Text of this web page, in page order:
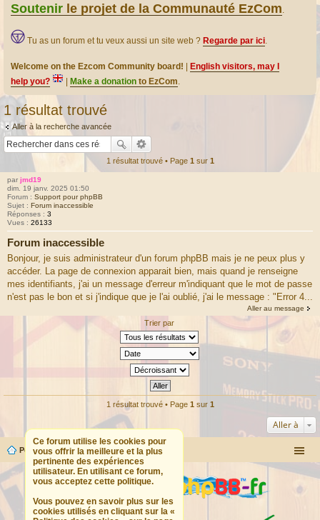
Soutenir le projet de la Communauté EzCom.
Tu as un forum et tu veux aussi un site web ? Regarde par ici.
Welcome on the Ezcom Community board!
English visitors, may I
help you?
Make a donation to EzCom.
1 résultat trouvé
Aller à la recherche avancée
1 résultat trouvé • Page 1 sur 1
par jmd19
dim. 19 janv. 2025 01:50
Forum : Support pour phpBB
Sujet : Forum inaccessible
Réponses : 3
Vues : 26133
Forum inaccessible
Bonjour, je suis administrateur d'un forum phpBB mais je ne peux plus y
accéder. La page de connexion apparait bien, mais quand je renseigne
mes identifiants, j'ai un message d'erreur m'indiquant que le mot de passe
n'est pas le bon et si j'indique que je l'ai oublié, j'ai le message : "Error 4...
Aller au message
Trier par
1 résultat trouvé • Page 1 sur 1
Aller à
Ce forum utilise les cookies pour
vous offrir la meilleure et la plus
pertinente des expériences
utilisateur. En utilisant ce forum,
vous acceptez cette politique.
Vous pouvez en savoir plus sur les
cookies utilisés en cliquant sur la «
Portail Forum